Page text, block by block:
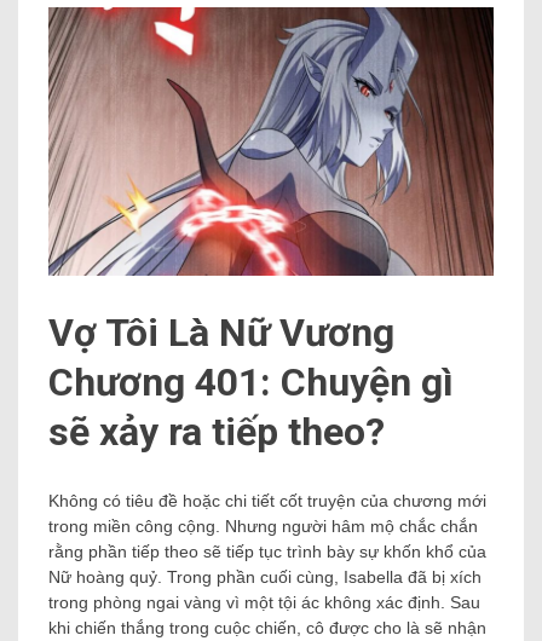
Vợ Tôi Là Nữ Vương
Chương 401: Chuyện gì
sẽ xảy ra tiếp theo?
Không có tiêu đề hoặc chi tiết cốt truyện của chương mới
trong miền công cộng. Nhưng người hâm mộ chắc chắn
rằng phần tiếp theo sẽ tiếp tục trình bày sự khốn khổ của
Nữ hoàng quỷ. Trong phần cuối cùng, Isabella đã bị xích
trong phòng ngai vàng vì một tội ác không xác định. Sau
khi chiến thắng trong cuộc chiến, cô được cho là sẽ nhận